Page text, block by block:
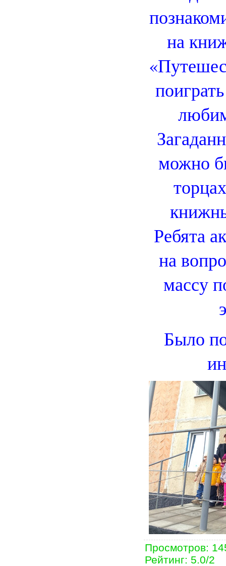
на
можно
Ребята
на
массу
Было
Просмотров:
Рейтинг: 5.0/2